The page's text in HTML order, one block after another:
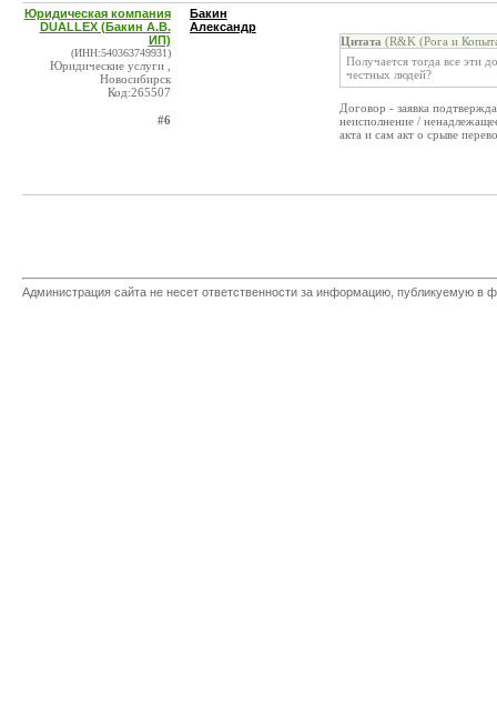
Юридическая компания
DUALLEX (Бакин А.В.
ИП)
(ИНН:540363749931)
Юридические услуги ,
Новосибирск
Код:265507
#6
Бакин
Александр
Цитата (R&K (Рога и
Получается тогда все эти
честных людей?
Договор - заявка
неисполнение /
акта и сам акт о срыве
Администрация сайта не несет ответственности за информацию, публикуемую